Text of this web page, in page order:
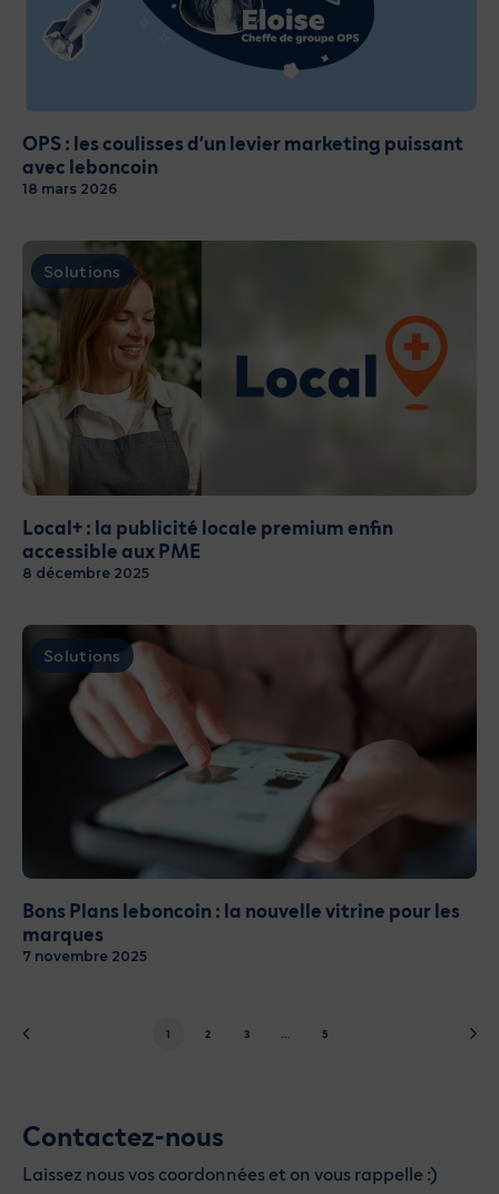
OPS : les coulisses d’un levier marketing puissant
avec leboncoin
18 mars 2026
Solutions
Local+ : la publicité locale premium enfin
accessible aux PME
8 décembre 2025
Solutions
Bons Plans leboncoin : la nouvelle vitrine pour les
marques
7 novembre 2025
1 2 3 5
Contactez-nous
Laissez nous vos coordonnées et on vous rappelle :)